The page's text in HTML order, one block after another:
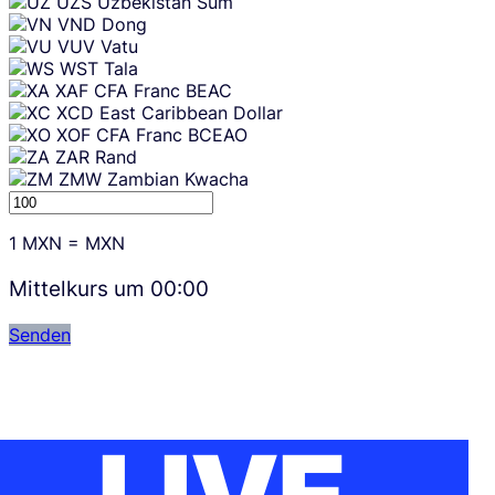
VND Dong
VUV Vatu
WST Tala
XAF CFA Franc BEAC
XCD East Caribbean Dollar
XOF CFA Franc BCEAO
ZAR Rand
ZMW Zambian Kwacha
1 MXN = MXN
Mittelkurs um 00:00
Senden